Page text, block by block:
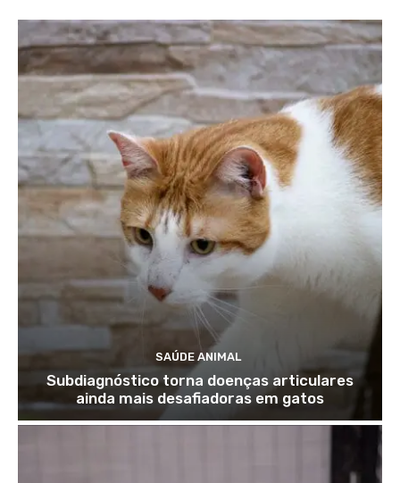
SAÚDE ANIMAL
Subdiagnóstico torna doenças articulares
ainda mais desafiadoras em gatos